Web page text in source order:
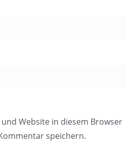
und Website in diesem Browser
speichern.